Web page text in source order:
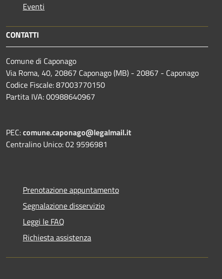
Eventi
CONTATTI
Comune di Caponago
Via Roma, 40, 20867 Caponago (MB) - 20867 - Caponago
Codice Fiscale: 87003770150
Partita IVA: 00988640967
PEC:comune.caponago@legalmail.it
Centralino Unico: 02 9596981
Prenotazione appuntamento
Segnalazione disservizio
Leggi le FAQ
Richiesta assistenza